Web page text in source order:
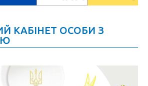
КАБІНЕТ ОСОБИ З